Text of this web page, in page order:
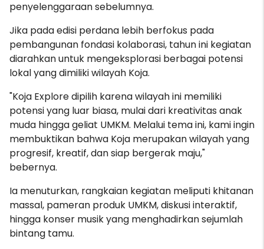
penyelenggaraan sebelumnya.
Jika pada edisi perdana lebih berfokus pada
pembangunan fondasi kolaborasi, tahun ini kegiatan
diarahkan untuk mengeksplorasi berbagai potensi
lokal yang dimiliki wilayah Koja.
"Koja Explore dipilih karena wilayah ini memiliki
potensi yang luar biasa, mulai dari kreativitas anak
muda hingga geliat UMKM. Melalui tema ini, kami ingin
membuktikan bahwa Koja merupakan wilayah yang
progresif, kreatif, dan siap bergerak maju,"
bebernya.
Ia menuturkan, rangkaian kegiatan meliputi khitanan
massal, pameran produk UMKM, diskusi interaktif,
hingga konser musik yang menghadirkan sejumlah
bintang tamu.